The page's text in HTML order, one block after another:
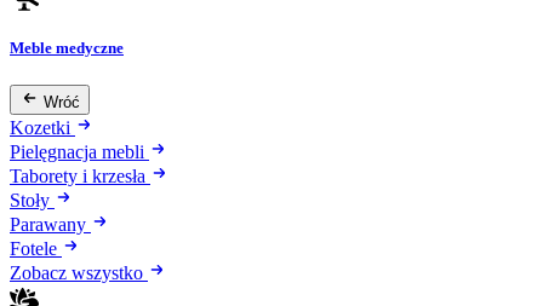
Meble medyczne
Wróć
Kozetki
Pielęgnacja mebli
Taborety i krzesła
Stoły
Parawany
Fotele
Zobacz wszystko